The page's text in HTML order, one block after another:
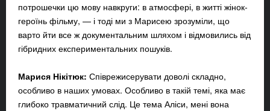
потрошечки цю мову навкруги: в атмосфері, в житті жінок-
героїнь фільму, — і тоді ми з Марисею зрозуміли, що
варто йти все ж документальним шляхом і відмовились від
гібридних експериментальних пошуків.
Марися Нікітюк: Співрежисерувати доволі складно,
особливо в наших умовах. Особливо в такій темі, яка має
глибоко травматичний слід. Це тема Аліси, мені вона